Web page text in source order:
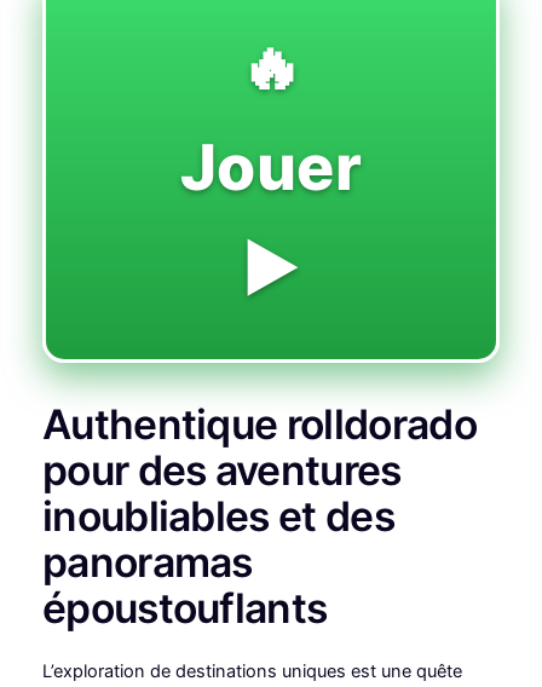
🔥
Jouer
▶️
Authentique rolldorado
pour des aventures
inoubliables et des
panoramas
époustouflants
L’exploration de destinations uniques est une quête